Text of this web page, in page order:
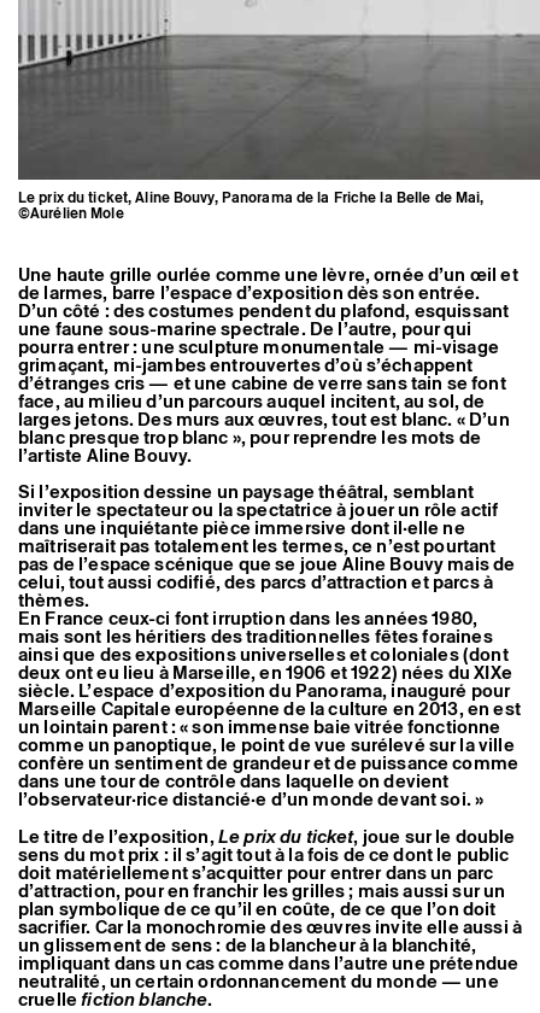
Le prix du ticket, Aline Bouvy, Panorama de la Friche la Belle de Mai,
©Aurélien Mole
Une haute grille ourlée comme une lèvre, ornée d’un œil et
de larmes, barre l’espace d’exposition dès son entrée.
D’un côté : des costumes pendent du plafond, esquissant
une faune sous-marine spectrale. De l’autre, pour qui
pourra entrer : une sculpture monumentale — mi-visage
grimaçant, mi-jambes entrouvertes d’où s’échappent
d’étranges cris — et une cabine de verre sans tain se font
face, au milieu d’un parcours auquel incitent, au sol, de
larges jetons. Des murs aux œuvres, tout est blanc. « D’un
blanc presque trop blanc », pour reprendre les mots de
l’artiste Aline Bouvy.
Si l’exposition dessine un paysage théâtral, semblant
inviter le spectateur ou la spectatrice à jouer un rôle actif
dans une inquiétante pièce immersive dont il·elle ne
maîtriserait pas totalement les termes, ce n’est pourtant
pas de l’espace scénique que se joue Aline Bouvy mais de
celui, tout aussi codifié, des parcs d’attraction et parcs à
thèmes.
En France ceux-ci font irruption dans les années 1980,
mais sont les héritiers des traditionnelles fêtes foraines
ainsi que des expositions universelles et coloniales (dont
deux ont eu lieu à Marseille, en 1906 et 1922) nées du XIXe
siècle. L’espace d’exposition du Panorama, inauguré pour
Marseille Capitale européenne de la culture en 2013, en est
un lointain parent : « son immense baie vitrée fonctionne
comme un panoptique, le point de vue surélevé sur la ville
confère un sentiment de grandeur et de puissance comme
dans une tour de contrôle dans laquelle on devient
l’observateur·rice distancié·e d’un monde devant soi. »
Le titre de l’exposition,Le prix du ticket, joue sur le double
sens du mot prix : il s’agit tout à la fois de ce dont le public
doit matériellement s’acquitter pour entrer dans un parc
d’attraction, pour en franchir les grilles ; mais aussi sur un
plan symbolique de ce qu’il en coûte, de ce que l’on doit
sacrifier. Car la monochromie des œuvres invite elle aussi à
un glissement de sens : de la blancheur à la blanchité,
impliquant dans un cas comme dans l’autre une prétendue
neutralité, un certain ordonnancement du monde — une
cruellefiction blanche.